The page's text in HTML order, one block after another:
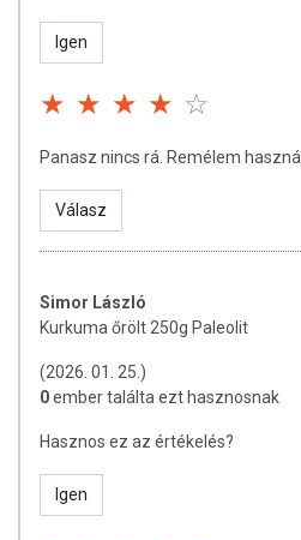
Igen
Panasz nincs rá. Remélem használ.
Válasz
Simor László
Kurkuma őrölt 250g Paleolit
(2026. 01. 25.)
0ember találta ezt hasznosnak
Hasznos ez az értékelés?
Igen